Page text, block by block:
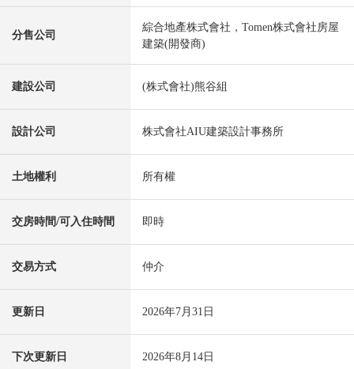
分售公司
綜合地產株式會社，Tomen株式會社房屋
建築(開發商)
建設公司 (株式會社)熊谷組
設計公司 株式會社AIU建築設計事務所
土地權利 所有權
交房時間/可入住時間 即時
交易方式 仲介
更新日 2026年7月31日
下次更新日 2026年8月14日